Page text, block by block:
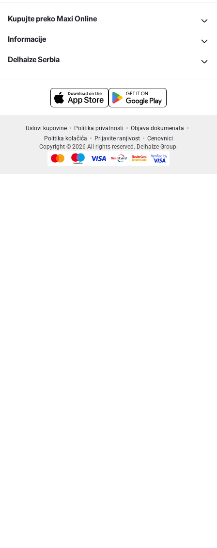
Kupujte preko Maxi Online
Informacije
Delhaize Serbia
Uslovi kupovine Politika privatnosti
Objava dokumenata
Politika kolačića
Prijavite ranjivost
Cenovnici
Copyright © 2026 All rights reserved. Delhaize Group.